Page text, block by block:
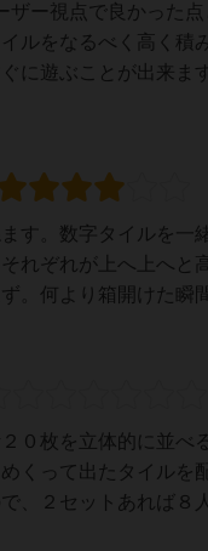
ー視点で良かった
ルをなるべく高く積
に遊ぶことが出来ま
す。数字タイルを一
れぞれが上へ上へと
。何より箱開けた瞬
０枚を立体的に並べ
くって出たタイルを
、２セットあれば８